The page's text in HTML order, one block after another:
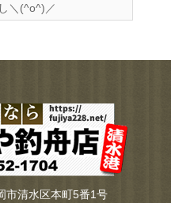
＼(^o^)／
清水区本町5番1号